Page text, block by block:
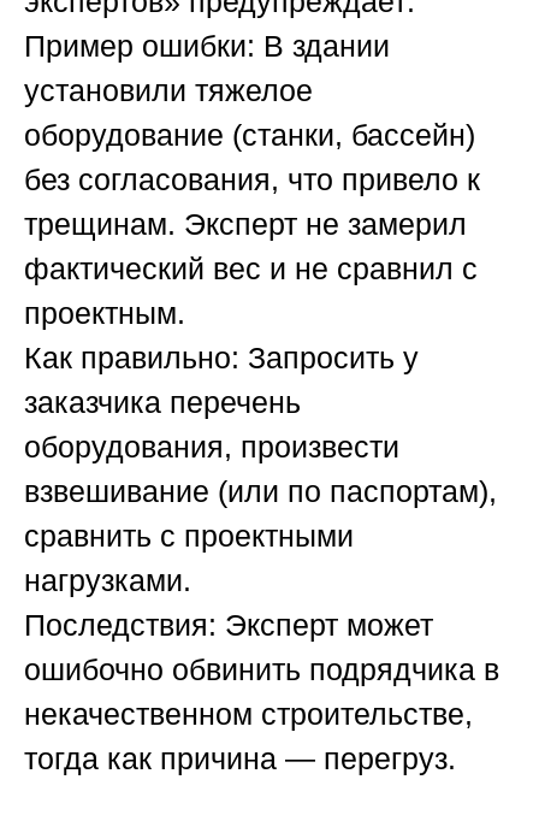
Пример ошибки: В здании
установили тяжелое
оборудование (станки, бассейн)
без согласования, что привело к
трещинам. Эксперт не замерил
фактический вес и не сравнил с
проектным.
Как правильно: Запросить у
заказчика перечень
оборудования, произвести
взвешивание (или по паспортам),
сравнить с проектными
нагрузками.
Последствия: Эксперт может
ошибочно обвинить подрядчика в
некачественном строительстве,
тогда как причина — перегруз.